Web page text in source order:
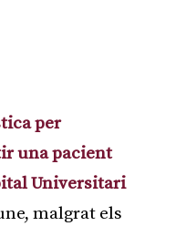
per
una pacient
Universitari
malgrat els